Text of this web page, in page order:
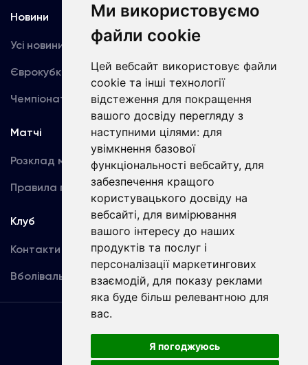
Ми використовуємо
файли cookie
Цей вебсайт використовує файли
cookie та інші технології
відстеження для покращення
вашого досвіду перегляду з
наступними цілями: для
увімкнення базової
функціональності вебсайту, для
забезпечення кращого
користувацького досвіду на
вебсайті, для вимірювання
вашого інтересу до наших
продуктів та послуг і
персоналізації маркетингових
взаємодій, для показу реклами
яка буде більш релевантною для
вас.
Я погоджуюсь
Новини
Усі новини
Єврокубки
Чемпіонат України
Медіа
Динамо TV
Фотогалерея
Акредитація
Матчі
Розклад матчів
Правила поведінки
Команда
Перша команда
U19
Клуб
Контакти
Вболівальникам
Угода
користувача